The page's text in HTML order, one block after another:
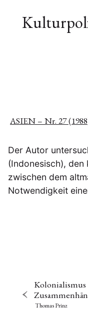
ASIEN – Nr. 27
Der Autor
(Indonesisch),
zwischen dem
Notwendigkeit
Kolonialismus
Thomas Prinz